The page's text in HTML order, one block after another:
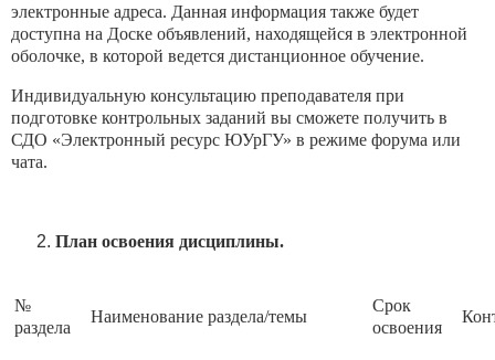
электронные адреса. Данная информация также будет
доступна на Доске объявлений, находящейся в электронной
оболочке, в которой ведется дистанционное обучение.
Индивидуальную консультацию преподавателя при
подготовке контрольных заданий вы сможете получить в
СДО «Электронный ресурс ЮУрГУ» в режиме форума или
чата.
План освоения дисциплины.
№
раздела
Наименование раздела/темы
Срок
освоения